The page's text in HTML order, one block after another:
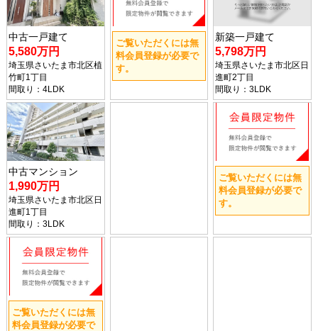
中古一戸建て
5,580万円
埼玉県さいたま市北区植
竹町1丁目
間取り：4LDK
ご覧いただくには無
料会員登録が必要で
す。
新築一戸建て
5,798万円
埼玉県さいたま市北区日
進町2丁目
間取り：3LDK
中古マンション
1,990万円
埼玉県さいたま市北区日
進町1丁目
間取り：3LDK
ご覧いただくには無
料会員登録が必要で
す。
ご覧いただくには無
料会員登録が必要で